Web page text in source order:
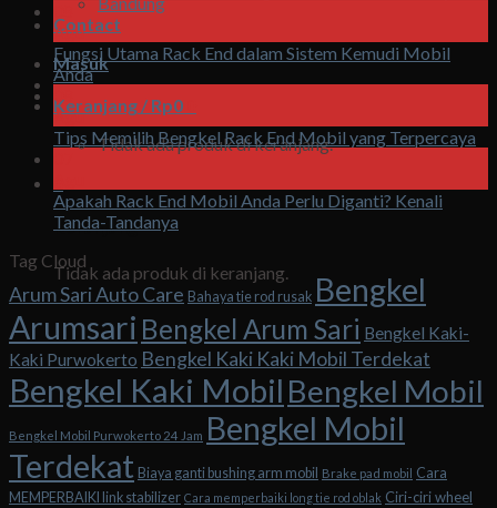
Contact
Masuk
Keranjang / Rp0
Tidak ada produk di keranjang.
Keranjang
Tidak ada produk di keranjang.
Agu
Fungsi Utama Rack End dalam Sistem Kemudi Mobil
Anda
08
Agu
Tips Memilih Bengkel Rack End Mobil yang Terpercaya
Apakah Rack End Mobil Anda Perlu Diganti? Kenali
Tanda-Tandanya
Tag Cloud
Arum Sari Auto Care Bahaya tie rod rusak Bengkel
Arumsari Bengkel Arum Sari Bengkel Kaki-
Kaki Purwokerto Bengkel Kaki Kaki Mobil Terdekat
Bengkel Kaki Mobil Bengkel Mobil
Bengkel Mobil Purwokerto 24 Jam Bengkel Mobil
Terdekat Biaya ganti bushing arm mobil Brake pad mobil Cara
MEMPERBAIKI link stabilizer Cara memperbaiki long tie rod oblak Ciri-ciri wheel